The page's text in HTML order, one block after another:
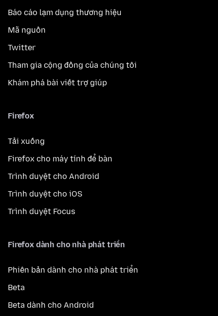
Báo cáo lạm dụng thương hiệu
Mã nguồn
Twitter
Tham gia cộng đồng của chúng tôi
Khám phá bài viết trợ giúp
Firefox
Tải xuống
Firefox cho máy tính để bàn
Trình duyệt cho Android
Trình duyệt cho iOS
Trình duyệt Focus
Firefox dành cho nhà phát triển
Phiên bản dành cho nhà phát triển
Beta
Beta dành cho Android